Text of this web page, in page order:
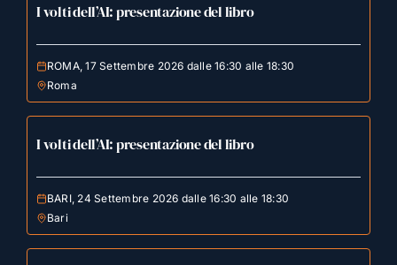
I volti dell’AI: presentazione del libro
ROMA, 17 Settembre 2026 dalle 16:30 alle 18:30
Roma
I volti dell’AI: presentazione del libro
BARI, 24 Settembre 2026 dalle 16:30 alle 18:30
Bari